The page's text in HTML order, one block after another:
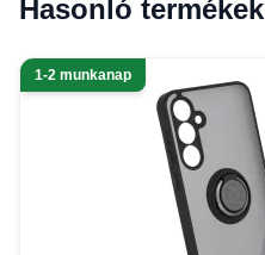
Hasonló termékek
1-2 munkanap